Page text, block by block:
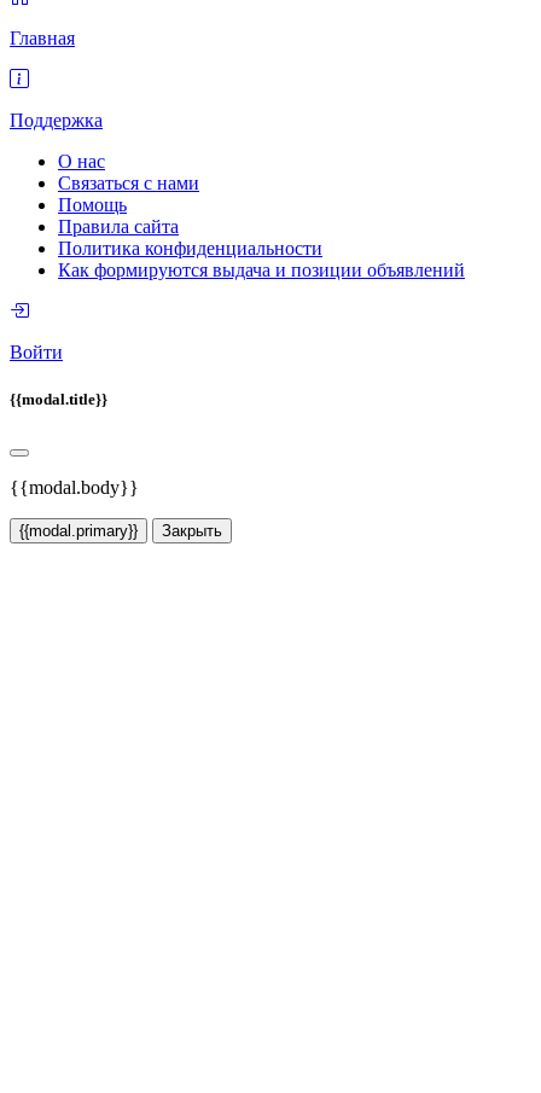
Главная
Поддержка
О нас
Связаться с нами
Помощь
Правила сайта
Политика конфиденциальности
Как формируются выдача и позиции объявлений
Войти
{{modal.title}}
{{modal.body}}
{{modal.primary}} Закрыть